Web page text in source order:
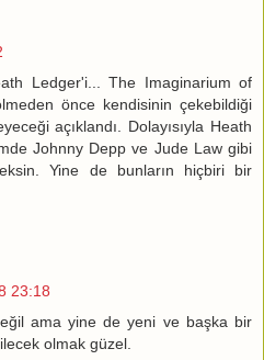
Ledger'i... The Imaginarium of
önce kendisinin çekebildiği
açıklandı. Dolayısıyla Heath
Johnny Depp ve Jude Law gibi
Yine de bunların hiçbiri bir
23:18
ama yine de yeni ve başka bir
olmak güzel.